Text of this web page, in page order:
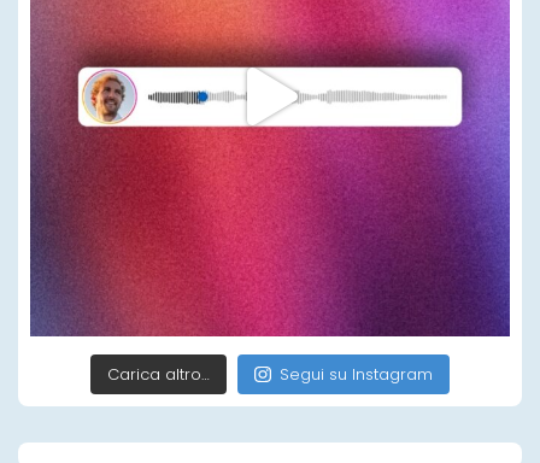
Carica altro… Segui su Instagram